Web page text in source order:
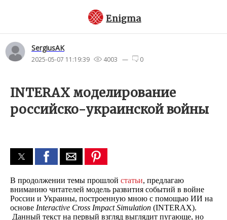
Enigma
SergiusAK
2025-05-07 11:19:39 4003 — 0
INTERAX моделирование
российско-украинской войны
В продолжении темы прошлой статьи, предлагаю
вниманию читателей модель развития событий в войне
России и Украины, построенную мною с помощью ИИ на
основе Interactive Cross Impact Simulation (INTERAX).
Данный текст на первый взгляд выглядит пугающе, но